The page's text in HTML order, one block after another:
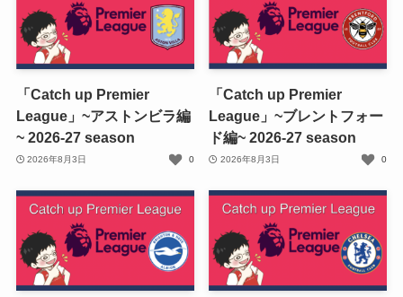
「Catch up Premier
League」~アストンビラ編
~ 2026-27 season
2026年8月3日 0
「Catch up Premier
League」~ブレントフォー
ド編~ 2026-27 season
2026年8月3日 0